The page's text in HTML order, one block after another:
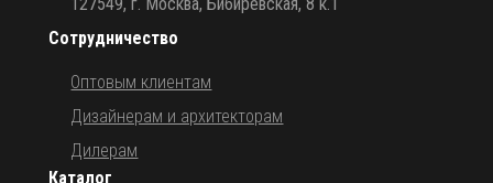
Каталог
Сотрудничество
Оптовым клиентам
Дизайнерам и архитекторам
Дилерам
127549, г. Москва, Бибиревская, 8 к.1